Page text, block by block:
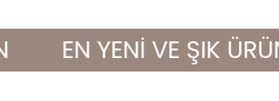
EN YENİ VE ŞIK